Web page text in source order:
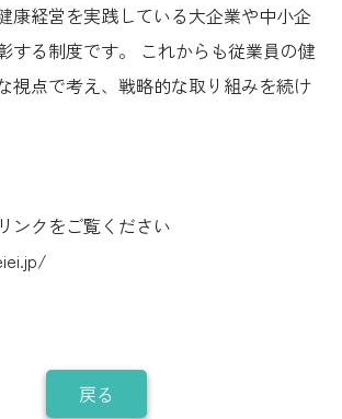
康経営を実践している大企業や中小企
する制度です。 これからも従業員の健
視点で考え、戦略的な取り組みを続け
ンクをご覧ください
戻る